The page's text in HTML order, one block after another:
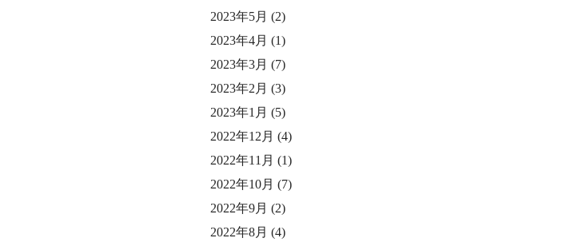
2023年5月 (2)
2023年4月 (1)
2023年3月 (7)
2023年2月 (3)
2023年1月 (5)
2022年12月 (4)
2022年11月 (1)
2022年10月 (7)
2022年9月 (2)
2022年8月 (4)